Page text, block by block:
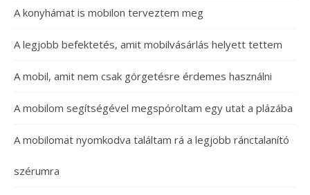
A konyhámat is mobilon terveztem meg
A legjobb befektetés, amit mobilvásárlás helyett tettem
A mobil, amit nem csak görgetésre érdemes használni
A mobilom segítségével megspóroltam egy utat a plázába
A mobilomat nyomkodva találtam rá a legjobb ránctalanító
szérumra